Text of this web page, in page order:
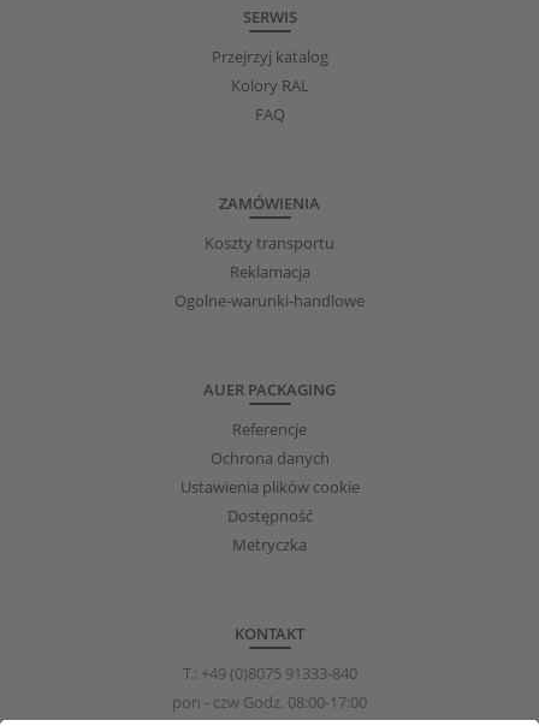
SERWIS
Przejrzyj katalog
Kolory RAL
FAQ
ZAMÓWIENIA
Koszty transportu
Reklamacja
Ogolne-warunki-handlowe
AUER PACKAGING
Referencje
Ochrona danych
Ustawienia plików cookie
Dostępność
Metryczka
KONTAKT
T.: +49 (0)8075 91333-840
pon - czw Godz. 08:00-17:00